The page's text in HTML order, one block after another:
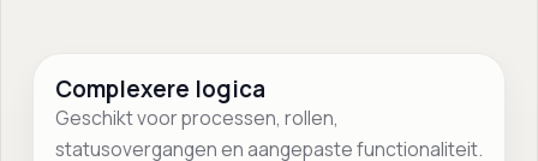
Complexere logica
Geschikt voor processen, rollen,
statusovergangen en aangepaste functionaliteit.